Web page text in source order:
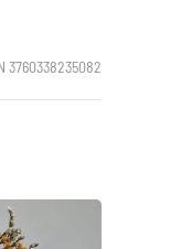
3760338235082